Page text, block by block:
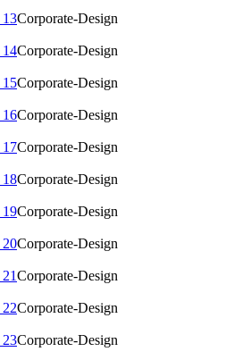
Corporate-Design
Corporate-Design
Corporate-Design
Corporate-Design
Corporate-Design
Corporate-Design
Corporate-Design
Corporate-Design
Corporate-Design
Corporate-Design
Corporate-Design